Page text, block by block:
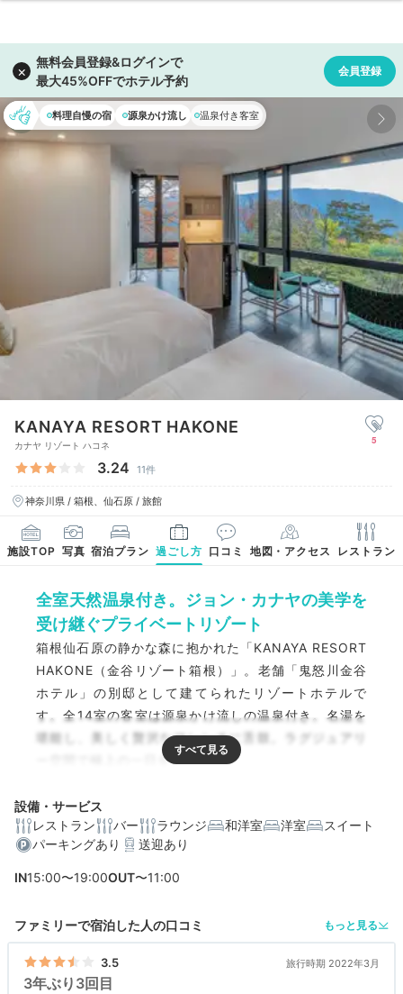
料理自慢の宿 源泉かけ流し 温泉付き客室
KANAYA RESORT HAKONE
カナヤ リゾート ハコネ
3.24 11件
神奈川県 / 箱根、仙石原 / 旅館
5
施設TOP 写真 宿泊プラン 過ごし方 口コミ 地図・アクセス レストラン
全室天然温泉付き。ジョン・カナヤの美学を
受け継ぐプライベートリゾート
箱根仙石原の静かな森に抱かれた「KANAYA RESORT
HAKONE（金谷リゾート箱根）」。老舗「鬼怒川金谷
ホテル」の別邸として建てられたリゾートホテルで
す。全14室の客室は源泉かけ流しの温泉付き。名湯を
堪能し、美しく贅沢なフレンチに舌鼓。ラグジュアリ
ー空間で極上の一日を。
編集部おすすめの３つのポイント
伝統の美食に舌鼓。お箸でいただける「金谷流キュイジ
ーヌ」
全室源泉かけ流しの天然温泉風呂付きで、「大涌谷温
泉」を独占
設備・サービス
レストラン
バー ラウンジ 和洋室 洋室
スイート
パーキングあり
送迎あり
IN15:00〜19:00OUT〜11:00
ファミリーで宿泊した人の口コミ もっと見る
3.5 旅行時期 2022年3月
3年ぶり3回目